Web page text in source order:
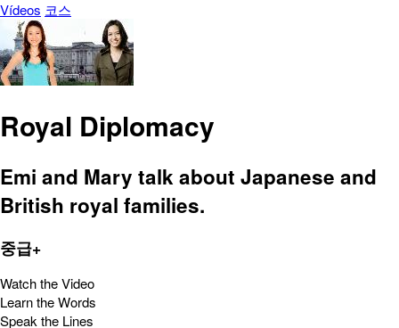
Vídeos 코스
Royal Diplomacy
Emi and Mary talk about Japanese and
British royal families.
중급+
Watch the Video
Learn the Words
Speak the Lines